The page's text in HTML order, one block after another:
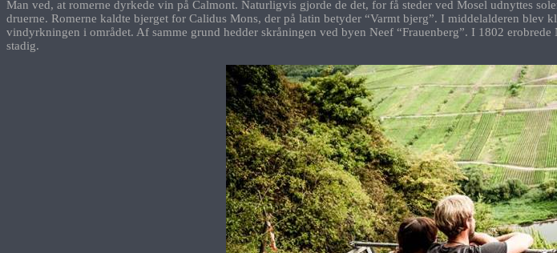
Man ved, at romerne dyrkede vin på Calmont. Naturligvis gjorde de det, for få steder ved Mosel udnyttes
druerne. Romerne kaldte bjerget for Calidus Mons, der på latin betyder “Varmt bjerg”. I middelalderen
vindyrkningen i området. Af samme grund hedder skråningen ved byen Neef “Frauenberg”. I 1802
stadig.